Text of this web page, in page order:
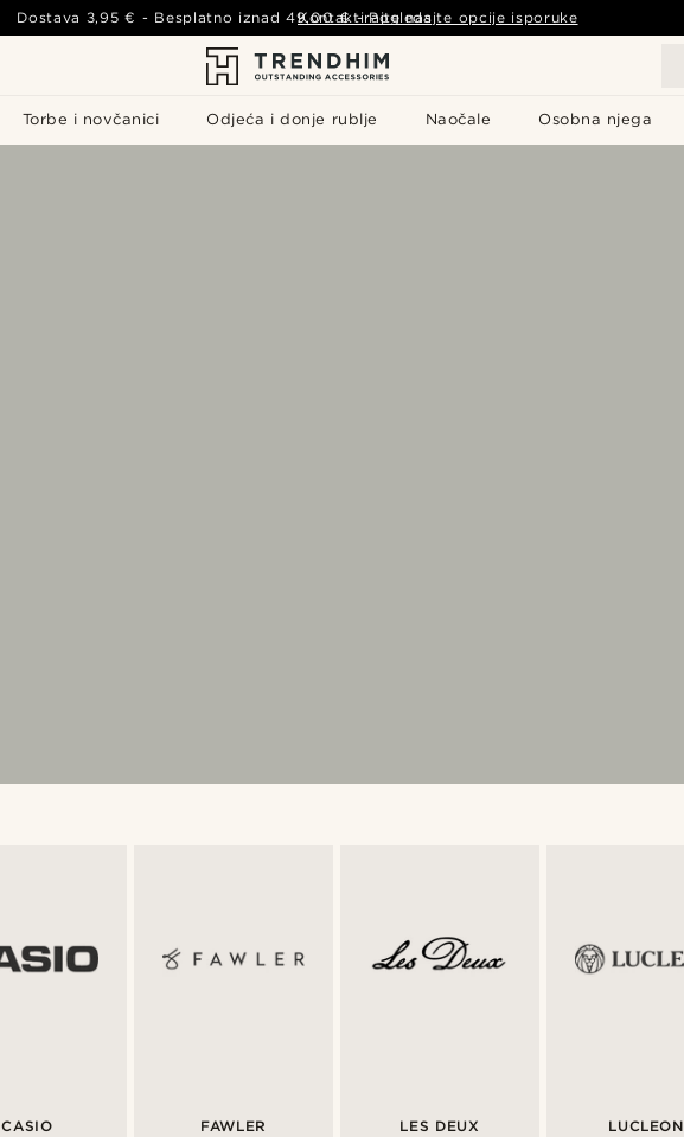
Torbe i novčanici Odjeća i donje rublje Naočale Osobna njega
Dostava 3,95 € - Besplatno iznad49,00 € - Pogledajte opcije isporuke
Kontaktirajte nas
CASIO FAWLER LES DEUX LUCLEON